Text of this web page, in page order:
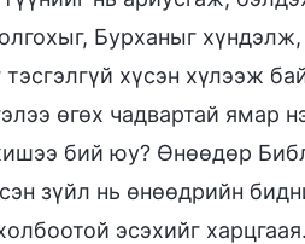
Бурханыг
тэсгэлгүй хүсэн хүлээж
өгөх чадвартай ямар
бий юу? Өнөөдөр
зүйл нь өнөөдрийн
эсэхийг